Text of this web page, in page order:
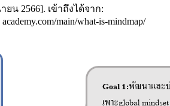
ยน 2566]. เข้าถึงได้จาก:
academy.com/main/what-is-mindmap/